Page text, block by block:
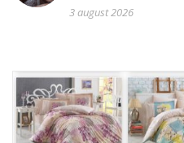
3 august 2026